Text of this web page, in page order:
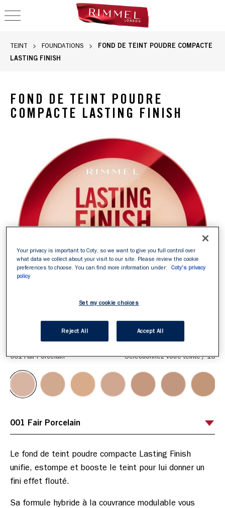
OPEN NAVIGATION
TEINT FOUNDATIONS
FOND DE TEINT POUDRE COMPACTE
LASTING FINISH
FOND DE TEINT POUDRE
COMPACTE LASTING FINISH
001 Fair Porcelain Sélectionnez votre teinte / 16
Le fond de teint poudre compacte Lasting Finish
unifie, estompe et booste le teint pour lui donner un
Sa formule hybride à la couvrance modulable vous
Your privacy is important to Coty, so we want to give you full control over
what data we collect about your visit to our site. Please review the cookie
preferences to choose. You can find more information under:
Coty's privacy
policy
Set my cookie choices
Reject All Accept All